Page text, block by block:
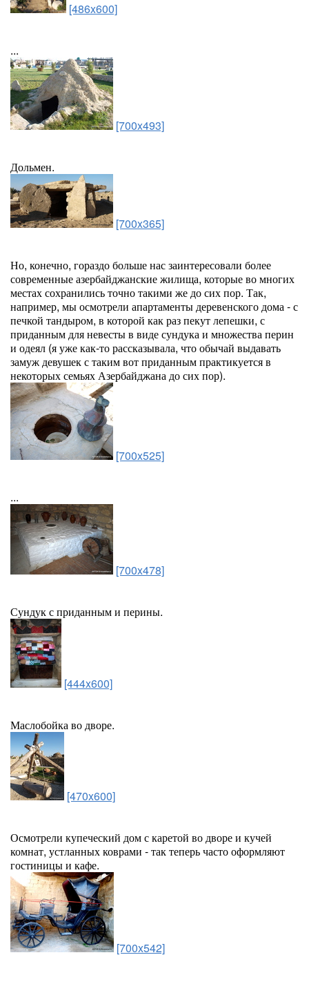
[486x600]
...
[700x493]
Дольмен.
[700x365]
Но, конечно, гораздо больше нас заинтересовали более
современные азербайджанские жилища, которые во многих
местах сохранились точно такими же до сих пор. Так,
например, мы осмотрели апартаменты деревенского дома - с
печкой тандыром, в которой как раз пекут лепешки, с
приданным для невесты в виде сундука и множества перин
и одеял (я уже как-то рассказывала, что обычай выдавать
замуж девушек с таким вот приданным практикуется в
некоторых семьях Азербайджана до сих пор).
[700x525]
...
[700x478]
Сундук с приданным и перины.
[444x600]
Маслобойка во дворе.
[470x600]
Осмотрели купеческий дом с каретой во дворе и кучей
комнат, устланных коврами - так теперь часто оформляют
гостиницы и кафе.
[700x542]